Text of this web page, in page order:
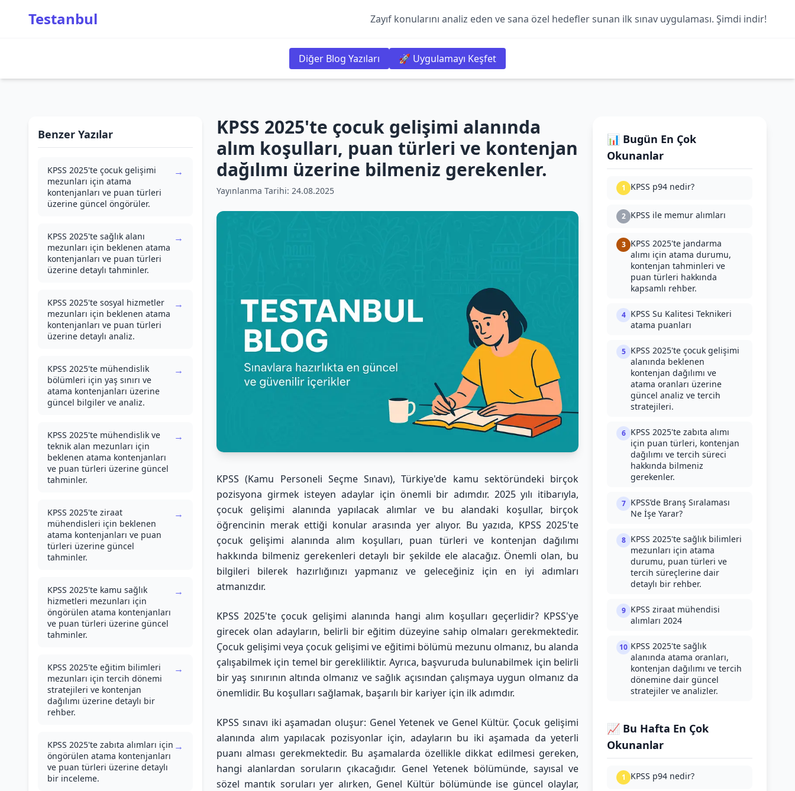
Testanbul Zayıf konularını analiz eden ve sana özel hedefler sunan ilk sınav uygulaması. Şimdi indir!
Diğer Blog Yazıları 🚀 Uygulamayı Keşfet
Benzer Yazılar
KPSS 2025'te çocuk gelişimi
mezunları için atama
kontenjanları ve puan türleri
üzerine güncel öngörüler.
→
KPSS 2025'te sağlık alanı
mezunları için beklenen atama
kontenjanları ve puan türleri
üzerine detaylı tahminler.
→
KPSS 2025'te sosyal hizmetler
mezunları için beklenen atama
kontenjanları ve puan türleri
üzerine detaylı analiz.
→
KPSS 2025'te mühendislik
bölümleri için yaş sınırı ve
atama kontenjanları üzerine
güncel bilgiler ve analiz.
→
KPSS 2025'te mühendislik ve
teknik alan mezunları için
beklenen atama kontenjanları
ve puan türleri üzerine güncel
tahminler.
→
KPSS 2025'te ziraat
mühendisleri için beklenen
atama kontenjanları ve puan
türleri üzerine güncel
tahminler.
→
KPSS 2025'te kamu sağlık
hizmetleri mezunları için
öngörülen atama kontenjanları
ve puan türleri üzerine güncel
tahminler.
→
KPSS 2025'te eğitim bilimleri
mezunları için tercih dönemi
stratejileri ve kontenjan
dağılımı üzerine detaylı bir
rehber.
→
KPSS 2025'te zabıta alımları için
öngörülen atama kontenjanları
ve puan türleri üzerine detaylı
bir inceleme.
→
KPSS 2025'te çocuk gelişimi alanında
alım koşulları, puan türleri ve kontenjan
dağılımı üzerine bilmeniz gerekenler.
Yayınlanma Tarihi: 24.08.2025
KPSS (Kamu Personeli Seçme Sınavı), Türkiye'de kamu sektöründeki birçok
pozisyona girmek isteyen adaylar için önemli bir adımdır. 2025 yılı itibarıyla,
çocuk gelişimi alanında yapılacak alımlar ve bu alandaki koşullar, birçok
öğrencinin merak ettiği konular arasında yer alıyor. Bu yazıda, KPSS 2025'te
çocuk gelişimi alanında alım koşulları, puan türleri ve kontenjan dağılımı
hakkında bilmeniz gerekenleri detaylı bir şekilde ele alacağız. Önemli olan, bu
bilgileri bilerek hazırlığınızı yapmanız ve geleceğiniz için en iyi adımları
atmanızdır.
KPSS 2025'te çocuk gelişimi alanında hangi alım koşulları geçerlidir? KPSS'ye
girecek olan adayların, belirli bir eğitim düzeyine sahip olmaları gerekmektedir.
Çocuk gelişimi veya çocuk gelişimi ve eğitimi bölümü mezunu olmanız, bu alanda
çalışabilmek için temel bir gerekliliktir. Ayrıca, başvuruda bulunabilmek için belirli
bir yaş sınırının altında olmanız ve sağlık açısından çalışmaya uygun olmanız da
önemlidir. Bu koşulları sağlamak, başarılı bir kariyer için ilk adımdır.
KPSS sınavı iki aşamadan oluşur: Genel Yetenek ve Genel Kültür. Çocuk gelişimi
alanında alım yapılacak pozisyonlar için, adayların bu iki aşamada da yeterli
puanı alması gerekmektedir. Bu aşamalarda özellikle dikkat edilmesi gereken,
hangi alanlardan soruların çıkacağıdır. Genel Yetenek bölümünde, sayısal ve
sözel mantık soruları yer alırken, Genel Kültür bölümünde ise güncel olaylar,
📊 Bugün En Çok
Okunanlar
1 KPSS p94 nedir?
2 KPSS ile memur alımları
3 KPSS 2025'te jandarma
alımı için atama durumu,
kontenjan tahminleri ve
puan türleri hakkında
kapsamlı rehber.
4 KPSS Su Kalitesi Teknikeri
atama puanları
5 KPSS 2025'te çocuk gelişimi
alanında beklenen
kontenjan dağılımı ve
atama oranları üzerine
güncel analiz ve tercih
stratejileri.
6 KPSS 2025'te zabıta alımı
için puan türleri, kontenjan
dağılımı ve tercih süreci
hakkında bilmeniz
gerekenler.
7 KPSS’de Branş Sıralaması
Ne İşe Yarar?
8 KPSS 2025'te sağlık bilimleri
mezunları için atama
durumu, puan türleri ve
tercih süreçlerine dair
detaylı bir rehber.
9 KPSS ziraat mühendisi
alımları 2024
10 KPSS 2025'te sağlık
alanında atama oranları,
kontenjan dağılımı ve tercih
dönemine dair güncel
stratejiler ve analizler.
📈 Bu Hafta En Çok
Okunanlar
1 KPSS p94 nedir?